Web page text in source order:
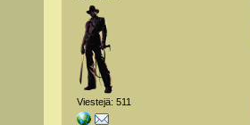
Viestejä: 511